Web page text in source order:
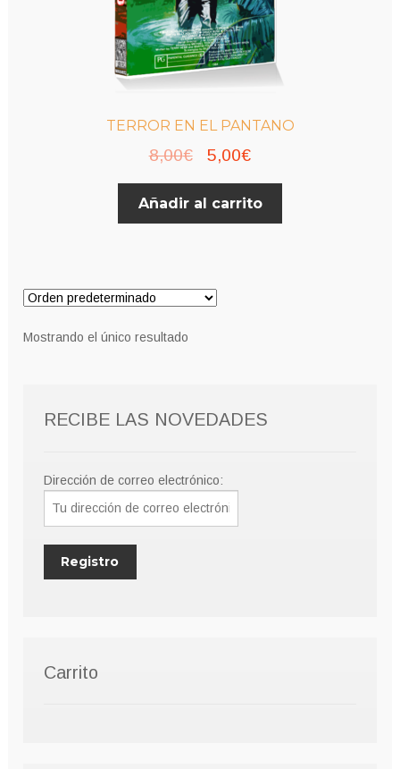
TERROR EN EL PANTANO
8,00€
El
precio
original
5,00€El
precio
actual
Añadir al carrito
Mostrando el único resultado
RECIBE LAS NOVEDADES
Dirección de correo electrónico:
Carrito